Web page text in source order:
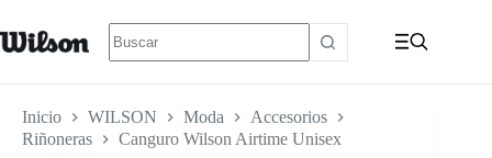
Inicio WILSON Moda
Accesorios
Riñoneras
Canguro Wilson Airtime Unisex